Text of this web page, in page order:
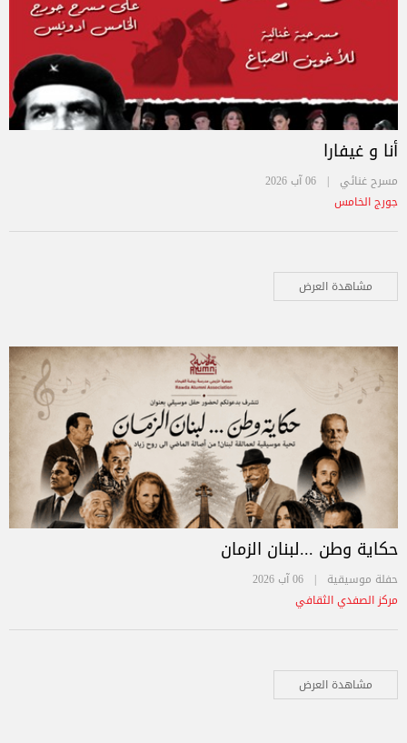
أنا و غيفارا
مسرح غنائي | 06 آب 2026
جورج الخامس
مشاهدة العرض
حكاية وطن ...لبنان الزمان
حفلة موسيقية | 06 آب 2026
مركز الصفدي الثقافي
مشاهدة العرض